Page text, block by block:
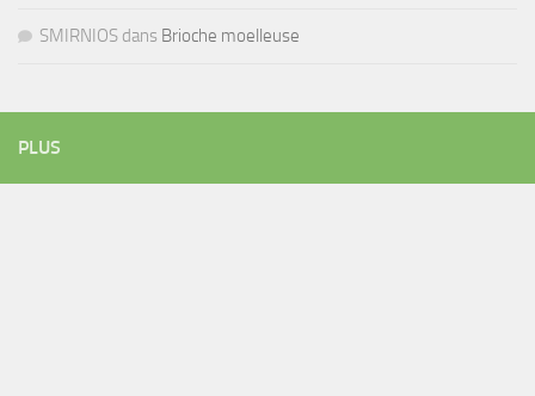
SMIRNIOS dans Brioche moelleuse
PLUS